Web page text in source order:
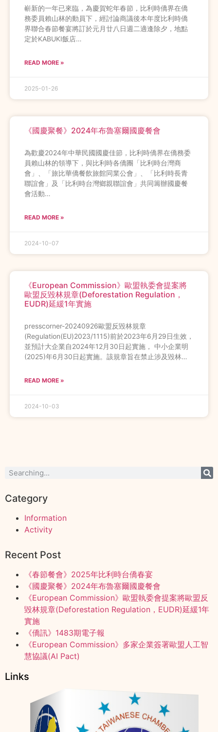
嶄新的一年已來臨，為慶賀蛇年春節，比利時僑界在僑
務委員賴山林的動員下，經討論商議後本年度比利時僑
界聯合春節餐宴將訂於元月廿八日週二適逢除夕，地點
定於KABUKI飯店…
READ MORE »
2025-01-26
《國慶聚餐》2024年布魯塞爾國慶餐會
為歡慶2024年中華民國國慶佳節，比利時僑界在僑務委
員賴山林的領導下，與比利時各僑團「比利時台灣商
會」、「旅比華僑餐飲旅館同業公會」、「比利時長青
聯誼會」及「比利時台灣鄉親聯誼會」共同籌辦國慶餐
會活動…
READ MORE »
2024-10-07
《European Commission》歐盟執委會提案將
歐盟反毀林規章(Deforestation Regulation，
EUDR)延緩1年實施
presscorner-20240926歐盟反毀林規章
(Regulation(EU)2023/1115)前於2023年6月29日生效，
並預計大企業自2024年12月30日起實施， 中小企業明
(2025)年6月30日起實施。該規章旨在禁止涉及毀林…
READ MORE »
2024-10-03
Category
Information
Activity
Recent Post
《春節餐會》2025年比利時台僑春宴
《國慶聚餐》2024年布魯塞爾國慶餐會
《European Commission》歐盟執委會提案將歐盟反
毀林規章(Deforestation Regulation，EUDR)延緩1年
實施
《僑訊》1483期電子報
《European Commission》多家企業簽署歐盟人工智
慧協議(AI Pact)
Links